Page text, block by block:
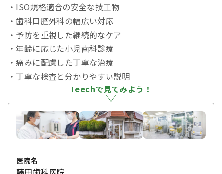
・ISO規格適合の安全な技工物
・歯科口腔外科の幅広い対応
・予防を重視した継続的なケア
・年齢に応じた小児歯科診療
・痛みに配慮した丁寧な治療
・丁寧な検査と分かりやすい説明
Teechで見てみよう！
医院名